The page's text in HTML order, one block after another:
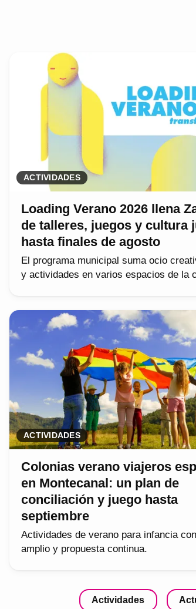
ACTIVIDADES
Loading Verano 2026 llena
de talleres, juegos y cultura
hasta finales de agosto
El programa municipal suma ocio
y actividades en varios espacios de la
ACTIVIDADES
Colonias verano viajeros
en Montecanal: un plan de
conciliación y juego hasta
septiembre
Actividades de verano para infancia
amplio y propuesta continua.
Actividades